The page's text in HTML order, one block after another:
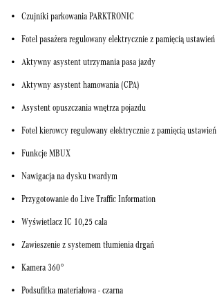
Czujniki parkowania PARKTRONIC
Fotel pasażera regulowany elektrycznie z pamięcią ustawień
Aktywny asystent utrzymania pasa jazdy
Aktywny asystent hamowania (CPA)
Asystent opuszczania wnętrza pojazdu
Fotel kierowcy regulowany elektrycznie z pamięcią ustawień
Funkcje MBUX
Nawigacja na dysku twardym
Przygotowanie do Live Traffic Information
Wyświetlacz IC 10,25 cala
Zawieszenie z systemem tłumienia drgań
Kamera 360°
Podsufitka materiałowa - czarna